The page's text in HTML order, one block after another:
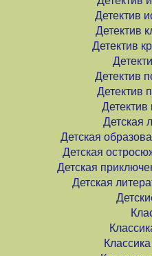
Детектив
Детектив
Детектив
Детектив
Детектив
Детская
Детская
Детская
Детская
Детская